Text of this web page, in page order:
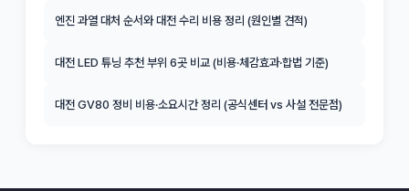
엔진 과열 대처 순서와 대전 수리 비용 정리 (원인별 견적)
대전 LED 튜닝 추천 부위 6곳 비교 (비용·체감효과·합법 기준)
대전 GV80 정비 비용·소요시간 정리 (공식센터 vs 사설 전문점)